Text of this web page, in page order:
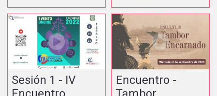
Sesión 1 - IV
Encuentro -